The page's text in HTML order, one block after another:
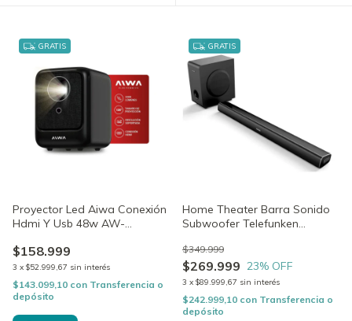
GRATIS
Proyector Led Aiwa Conexión
Hdmi Y Usb 48w AW-
$158.999
3 x $52.999,67 sin interés
$143.099,10 con Transferencia o
depósito
GRATIS
Home Theater Barra Sonido
Subwoofer Telefunken
$269.999
$349.999
23% OFF
3 x $89.999,67 sin interés
$242.999,10 con Transferencia o
depósito